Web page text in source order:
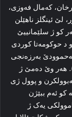
که‌مال فه‌وزی،
لێ ئینگلز ناهێلن
کو ژ سلێمانییێ
د حوکومه‌تا کوردی
شێخ مەحموودێ به‌رزه‌نجی
ئاڤاکرن، دبه‌ وه‌زیرێ په‌روه‌رده‌کارییێ (۳). هه‌ر وێ ده‌مێ ژ
و پوول ژی
کو ئه‌م ببێژن
یه‌ک ژ